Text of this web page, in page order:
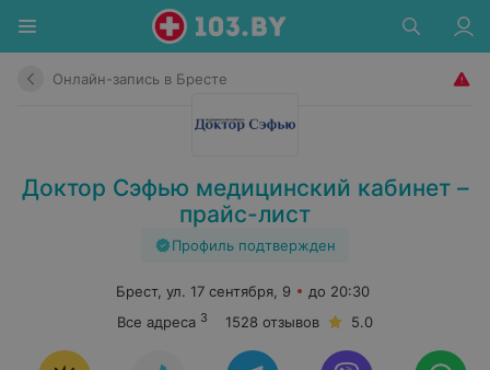
Онлайн-запись в Бресте
Доктор Сэфью медицинский кабинет –
прайс-лист
Профиль подтвержден
Брест, ул. 17 сентября, 9
до 20:30
Все адреса 3 1528 отзывов 5.0